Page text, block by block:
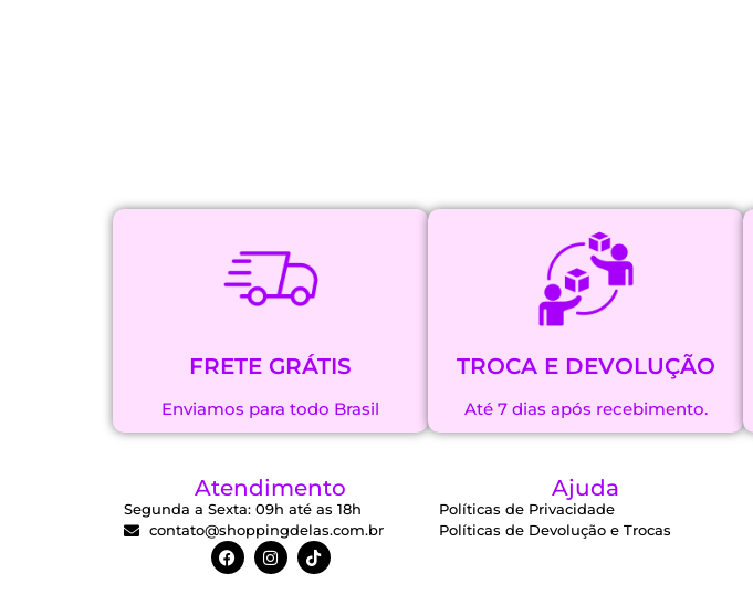
FRETE GRÁTIS
Enviamos para todo Brasil
TROCA E DEVOLUÇÃO
Até 7 dias após recebimento.
Atendimento
Segunda a Sexta: 09h até as 18h
contato@shoppingdelas.com.br
Ajuda
Políticas de Privacidade
Políticas de Devolução e Trocas